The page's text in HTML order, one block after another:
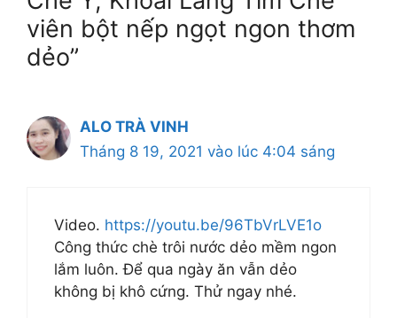
viên bột nếp ngọt ngon thơm
dẻo”
ALO TRÀ VINH
Tháng 8 19, 2021 vào lúc 4:04 sáng
Video. https://youtu.be/96TbVrLVE1o
Công thức chè trôi nước dẻo mềm ngon
lắm luôn. Để qua ngày ăn vẫn dẻo
không bị khô cứng. Thử ngay nhé.